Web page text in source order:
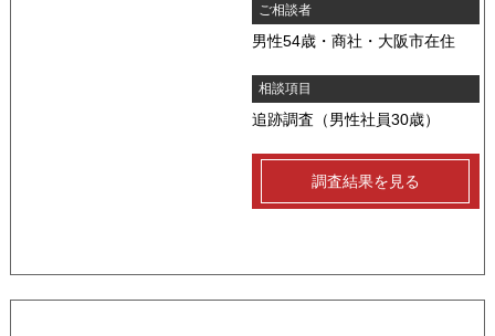
ご相談者
男性54歳・商社・大阪市在住
相談項目
追跡調査（男性社員30歳）
調査結果を見る